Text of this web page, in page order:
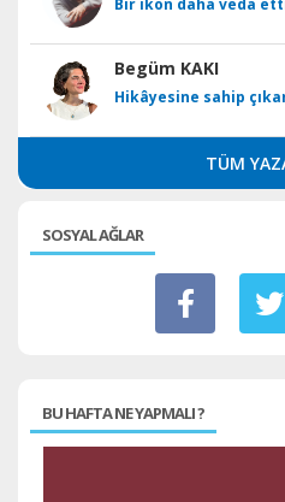
Bir ikon daha veda
Begüm KAKI
Hikâyesine sahip
TÜM
SOSYAL AĞLAR
BU HAFTA NE YAPMALI ?